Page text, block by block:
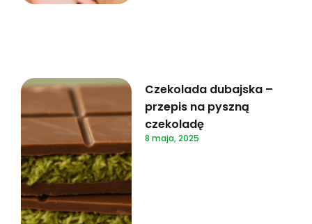
Czekolada dubajska –
przepis na pyszną
czekoladę
8 maja, 2025